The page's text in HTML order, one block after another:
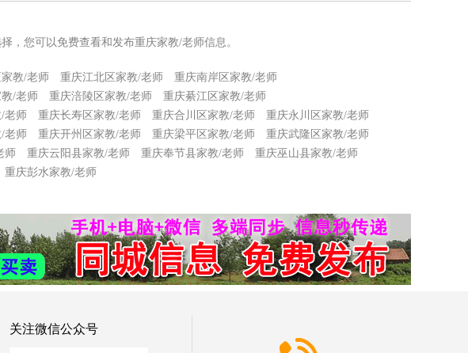
，您可以免费查看和发布重庆家教/老师信息。
教/老师 重庆江北区家教/老师
重庆南岸区家教/老师
/老师 重庆涪陵区家教/老师
重庆綦江区家教/老师
老师 重庆长寿区家教/老师 重庆合川区家教/老师
重庆永川区家教/老师
老师 重庆开州区家教/老师 重庆梁平区家教/老师
重庆武隆区家教/老师
师 重庆云阳县家教/老师 重庆奉节县家教/老师
重庆巫山县家教/老师
重庆彭水家教/老师
关注微信公众号